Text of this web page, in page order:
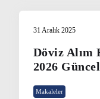
31 Aralık 2025
Döviz Alım
2026
Makaleler